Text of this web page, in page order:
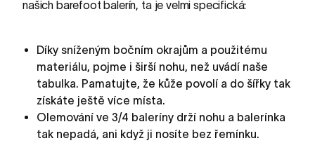
našich barefoot balerín, ta je velmi specifická:
Díky sníženým bočním okrajům a použitému
materiálu, pojme i širší nohu, než uvádí naše
tabulka. Pamatujte, že kůže povolí a do šířky tak
získáte ještě více místa.
Olemování ve 3/4 baleríny drží nohu a balerínka
tak nepadá, ani když ji nosíte bez řemínku.